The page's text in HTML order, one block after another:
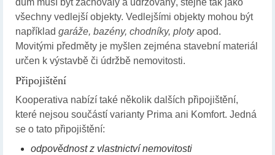
dům musí být zachovalý a udržovaný, stejně tak jako
všechny vedlejší objekty. Vedlejšími objekty mohou být
například garáže, bazény, chodníky, plotyapod.
Movitými předměty je myšlen zejména stavební materiál
určen k výstavbě či údržbě nemovitosti.
Připojištění
Kooperativa nabízí také několik dalších připojištění,
které nejsou součástí varianty Prima ani Komfort. Jedná
se o tato připojištění:
odpovědnost z vlastnictví nemovitosti